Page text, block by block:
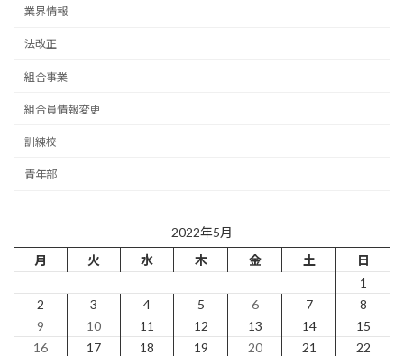
業界情報
法改正
組合事業
組合員情報変更
訓練校
青年部
2022年5月
月
火 水 木 金 土
日
1
2
3 4 5 6 7
8
9
10 11 12 13 14
15
16
17 18 19 20 21
22